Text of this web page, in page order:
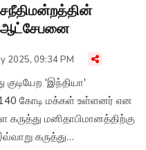
ஆட்சேபனை
2025, 09:34 PM
குடியேற 'இந்தியா'
கோடி மக்கள் உள்ளனர் என
மனிதாபிமானத்திற்கு
கருத்து